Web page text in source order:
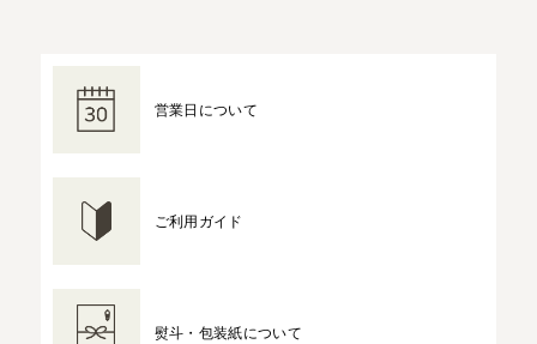
営業日について
ご利用ガイド
熨斗・包装紙について